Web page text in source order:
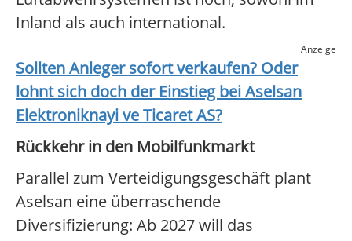
Inland als auch international.
Anzeige
Sollten Anleger sofort verkaufen? Oder
lohnt sich doch der Einstieg beiAselsan
Elektroniknayi ve Ticaret AS?
Rückkehr in den Mobilfunkmarkt
Parallel zum Verteidigungsgeschäft plant
Aselsan eine überraschende
Diversifizierung: Ab 2027 will das